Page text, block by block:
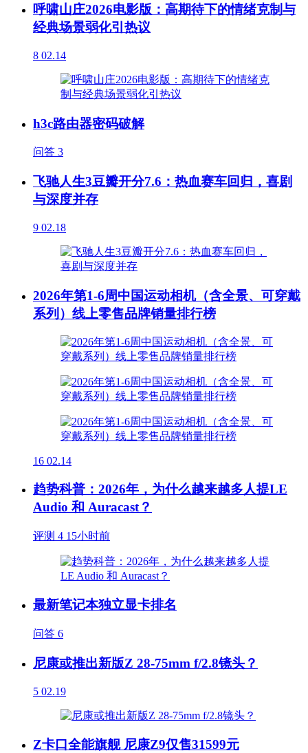
呼啸山庄2026电影版：高期待下的情绪克制与
经典场景弱化引热议
8 02.14
h3c路由器密码破解
问答 3
飞驰人生3豆瓣开分7.6：热血赛车回归，喜剧
与深度并存
9 02.18
2026年第1-6周中国运动相机（含全景、可穿戴
系列）线上零售品牌销量排行榜
16 02.14
趋势科普：2026年，为什么越来越多人提LE
Audio 和 Auracast？
评测 4 15小时前
最新笔记本独立显卡排名
问答 6
尼康或推出新版Z 28-75mm f/2.8镜头？
5 02.19
Z卡口全能旗舰 尼康Z9仅售31599元